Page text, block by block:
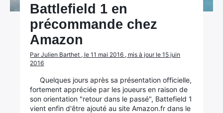
Battlefield 1 en
précommande chez
Amazon
Par Julien Barthet , le 11 mai 2016 , mis à jour le 15 juin
2016
Quelques jours après sa présentation officielle,
fortement appréciée par les joueurs en raison de
son orientation "retour dans le passé", Battefield 1
vient enfin d'être ajouté au site Amazon.fr dans le